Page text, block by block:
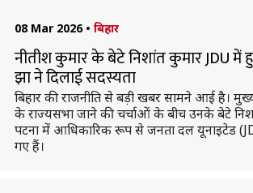
08 Mar 2026 • बिहार
नीतीश कुमार के बेटे निशांत कुमार JDU
झा ने दिलाई सदस्यता
बिहार की राजनीति से बड़ी खबर सामने आई है।
के राज्यसभा जाने की चर्चाओं के बीच उनके बेटे
पटना में आधिकारिक रूप से जनता दल यूनाइटेड
गए हैं।